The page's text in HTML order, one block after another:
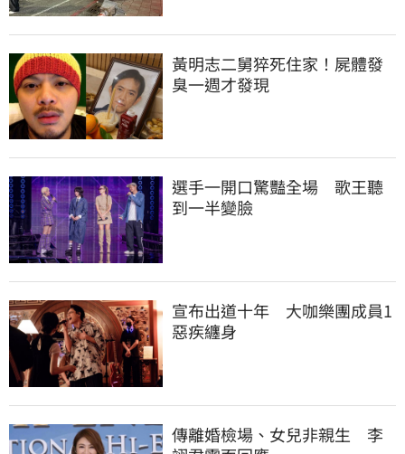
黃明志二舅猝死住家！屍體發
臭一週才發現
選手一開口驚豔全場　歌王聽
到一半變臉
宣布出道十年　大咖樂團成員1
惡疾纏身
傳離婚檢場、女兒非親生　李